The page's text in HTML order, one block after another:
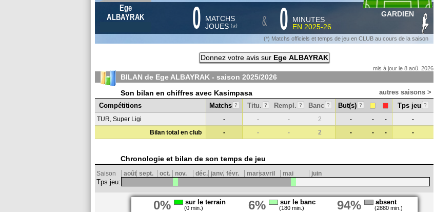
Ege
ALBAYRAK
0 MATCHS
JOUES (*) & 0
MINUTES
EN 2025-26
GARDIEN
(*) Matchs officiels et temps de jeu en CLUB au cours de la saison
Donnez votre avis sur Ege ALBAYRAK
mis à jour le 8 aoû. 2026
BILAN de Ege ALBAYRAK - saison 2025/2026
Son bilan en chiffres avec Kasimpasa
autres saisons >
Compétitions
Matchs ? Titu. ? Rempl. ? Banc ? But(s) ? Tps jeu ?
TUR, Super Ligi - - - 2 - - -
-
Bilan total en club
- - - 2 - - - -
Chronologie et bilan de son temps de jeu
Saison août sept. oct. nov. déc. janv. févr. marsavril mai juin
Tps jeu:
0% sur le terrain
(0 min.) 6% sur le banc
(180 min.) 94% absent
(2880 min.)